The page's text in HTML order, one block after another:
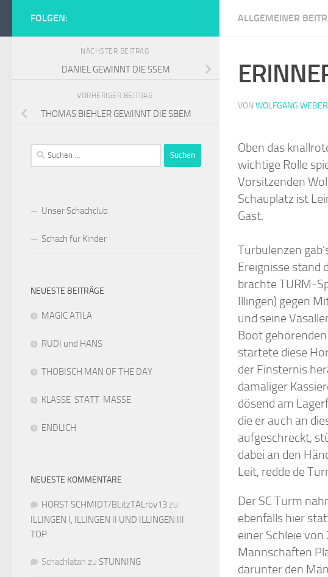
Zum Inhalt springen
Schachclub Turm
ALLGEMEINER
VON WOLFGANG WEBER
Oben das
wichtige Rolle
Vorsitzenden
Schauplatz ist
Gast.
Turbulenzen
Ereignisse stand
brachte TURM-
Illingen) gegen
und seine
Boot
startete diese
der Finsternis
damaliger
dösend am
die er auch an
aufgeschreckt,
dabei an den
Leit, redde de
Der SC Turm
ebenfalls hier
einer Schleie
Mannschaften
darunter den
FOLGEN:
NÄCHSTER BEITRAG
DANIEL GEWINNT DIE SSEM
VORHERIGER BEITRAG
THOMAS BIEHLER GEWINNT DIE SBEM
Suchen
nach:
Unser Schachclub
Schach für Kinder
NEUESTE BEITRÄGE
MAGIC ATILA
RUDI und HANS
THOBISCH MAN OF THE DAY
KLASSE STATT MASSE
ENDLICH
NEUESTE KOMMENTARE
HORST SCHMIDT/BLitzTALrov13zu
ILLINGEN I, ILLINGEN II UND ILLINGEN III
TOP
Schachlatan zu STUNNING